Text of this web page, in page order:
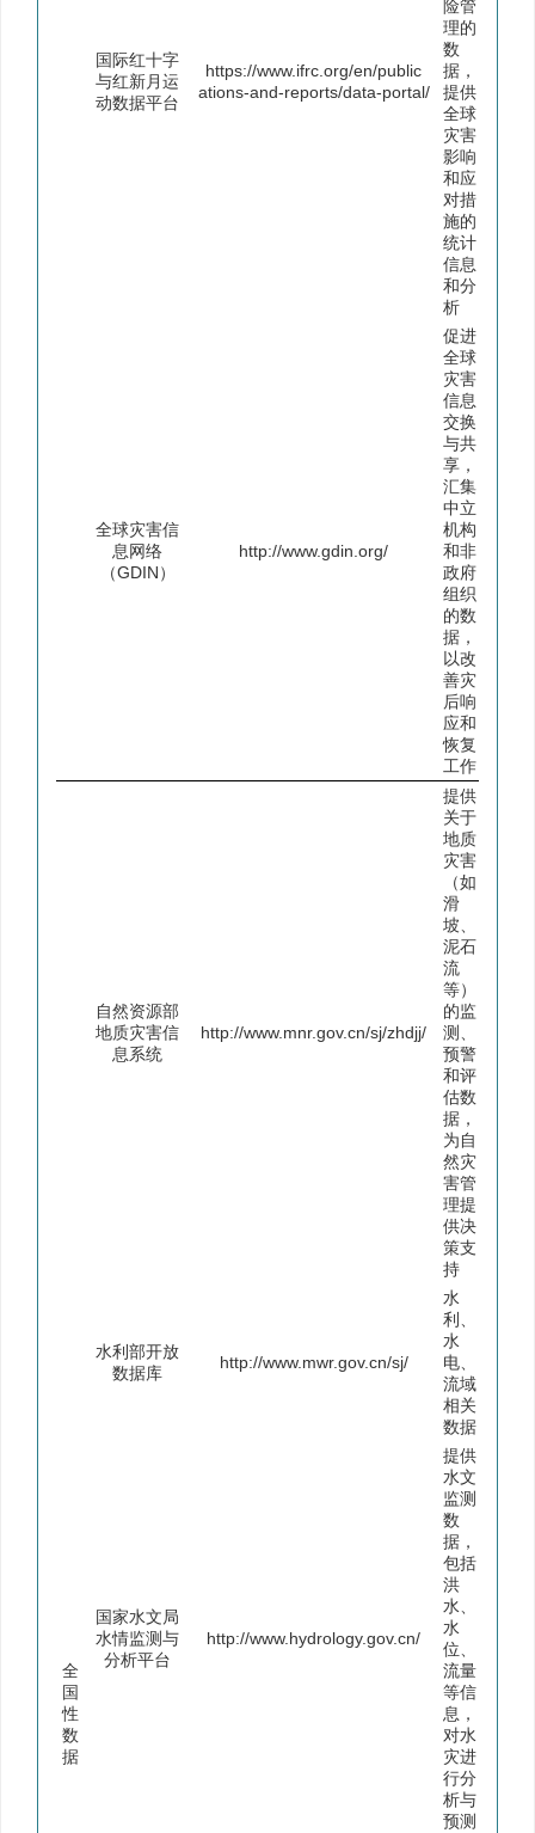
国际红十字
与红新月运
动数据平台
https://www.ifrc.org/en/public
ations-and-reports/data-portal/
险管
理的
数
据，
提供
全球
灾害
影响
和应
对措
施的
统计
信息
和分
析
全球灾害信
息网络
（GDIN）
http://www.gdin.org/
促进
全球
灾害
信息
交换
与共
享，
汇集
中立
机构
和非
政府
组织
的数
据，
以改
善灾
后响
应和
恢复
工作
全
国
性
数
据
自然资源部
地质灾害信
息系统
http://www.mnr.gov.cn/sj/zhdjj/
提供
关于
地质
灾害
（如
滑
坡、
泥石
流
等）
的监
测、
预警
和评
估数
据，
为自
然灾
害管
理提
供决
策支
持
水利部开放
数据库
http://www.mwr.gov.cn/sj/
水
利、
水
电、
流域
相关
数据
国家水文局
水情监测与
分析平台
http://www.hydrology.gov.cn/
提供
水文
监测
数
据，
包括
洪
水、
水
位、
流量
等信
息，
对水
灾进
行分
析与
预测